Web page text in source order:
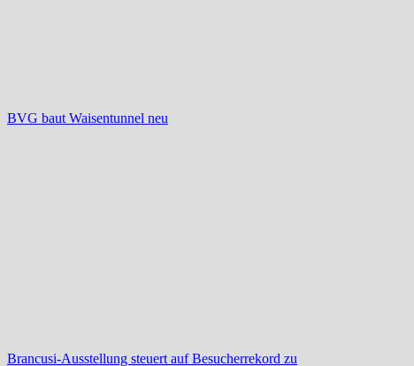
BVG baut Waisentunnel neu
Brancusi-Ausstellung steuert auf Besucherrekord zu